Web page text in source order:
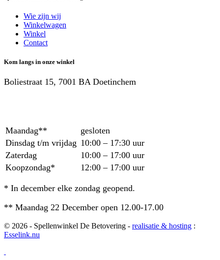
Wie zijn wij
Winkelwagen
Winkel
Contact
Kom langs in onze winkel
Boliestraat 15, 7001 BA Doetinchem
Maandag**
gesloten
Dinsdag t/m vrijdag 10:00 – 17:30 uur
Zaterdag
10:00 – 17:00 uur
Koopzondag*
12:00 – 17:00 uur
* In december elke zondag geopend.
** Maandag 22 December open 12.00-17.00
© 2026 - Spellenwinkel De Betovering - realisatie & hosting :
Esselink.nu